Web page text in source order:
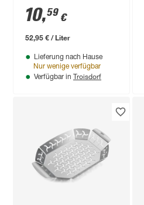
10,59 €
52,95 € / Liter
Lieferung nach Hause
Nur wenige verfügbar
Verfügbar in Troisdorf